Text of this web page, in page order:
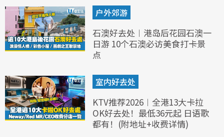
户外郊游
石澳好去处︱港岛后花园石澳一
日游 10个石澳必访美食打卡景
点
室内好去处
KTV推荐2026︱全港13大卡拉
OK好去处！最低36元起 日语歌
都有！(附地址+收费详情)